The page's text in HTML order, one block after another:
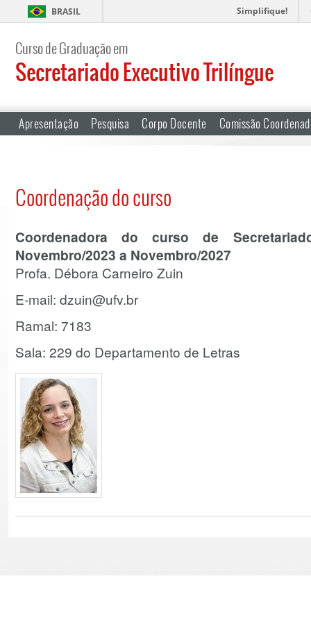
BRASIL Simplifique!
Curso de Graduação em
Secretariado Executivo Trilíngue
Apresentação Pesquisa Corpo Docente Comissão
Coordenação do curso
Coordenadora do curso de
Novembro/2023 a Novembro/2027
Profa. Débora Carneiro Zuin
E-mail: dzuin@ufv.br
Ramal: 7183
Sala: 229 do Departamento de Letras